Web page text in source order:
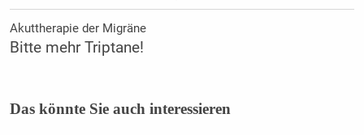
Akuttherapie der Migräne
Bitte mehr Triptane!
Das könnte Sie auch interessieren